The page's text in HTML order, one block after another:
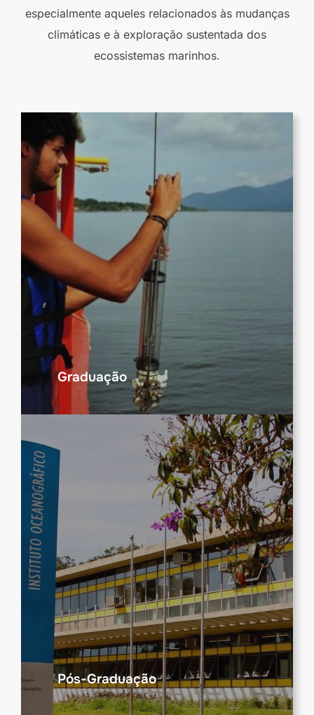
especialmente aqueles relacionados às mudanças
climáticas e à exploração sustentada dos
ecossistemas marinhos.
Graduação
Pós-Graduação